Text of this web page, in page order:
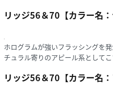
リッジ56＆70【カラー名
ホログラムが強いフラッシングを
チュラル寄りのアピール系として
リッジ56＆70【カラー名：